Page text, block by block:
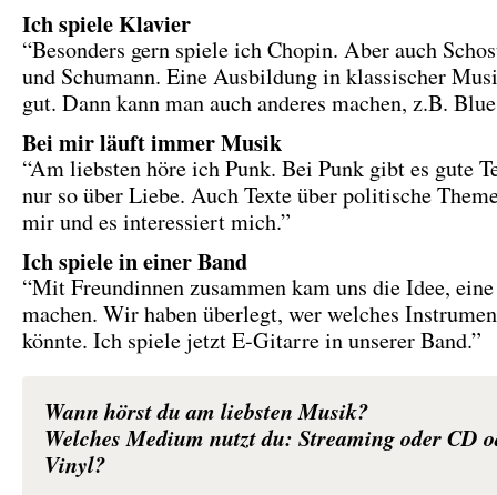
Ich spiele Klavier
“Besonders gern spiele ich Chopin. Aber auch
und Schumann. Eine Ausbildung in klassischer
gut. Dann kann man auch anderes machen, z.B.
Bei mir läuft immer Musik
“Am liebsten höre ich Punk. Bei Punk gibt es gute
nur so über Liebe. Auch Texte über politische
mir und es interessiert mich.”
Ich spiele in einer Band
“Mit Freundinnen zusammen kam uns die Idee,
machen. Wir haben überlegt, wer welches
könnte. Ich spiele jetzt E-Gitarre in unserer Band.”
Wann hörst du am liebsten Musik?
Welches Medium nutzt du: Streaming oder CD
Vinyl?